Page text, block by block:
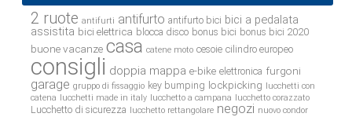
2 ruote antifurti antifurto antifurto bici bici a pedalata
assistita bici elettrica blocca disco bonus bici bonus bici 2020
buone vacanze casa catene moto cesoie cilindro europeo
consigli doppia mappa e-bike elettronica furgoni
garage gruppo di fissaggio key bumping lockpicking lucchetti con
catena lucchetti made in italy lucchetto a campana lucchetto corazzato
Lucchetto di sicurezza lucchetto rettangolare negozi nuovo condor